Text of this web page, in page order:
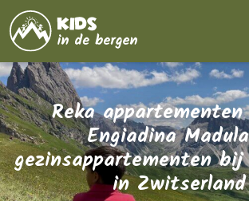
Reka appartementen
Engiadina
gezinsappartementen
in Zwitserland